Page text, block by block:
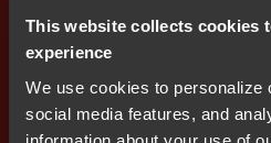
This website collects cookies
experience
We use cookies to personalize
social media features, and
솔루션
우리의